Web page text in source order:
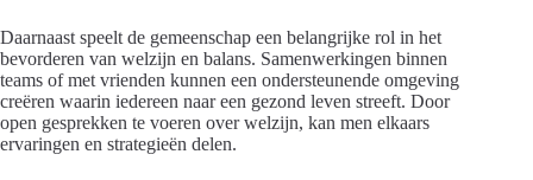
Daarnaast speelt de gemeenschap een belangrijke rol in het
bevorderen van welzijn en balans. Samenwerkingen binnen
teams of met vrienden kunnen een ondersteunende omgeving
creëren waarin iedereen naar een gezond leven streeft. Door
open gesprekken te voeren over welzijn, kan men elkaars
ervaringen en strategieën delen.